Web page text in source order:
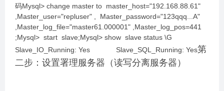
码Mysql> change master to master_host="192.168.88.61"
,Master_user="repluser" , Master_password="123qqq...A"
,Master_log_file="master61.000001" ,Master_log_pos=441
;Mysql> start slave;Mysql> show slave status \G
Slave_IO_Running: Yes Slave_SQL_Running: Yes第
二步：设置署理服务器（读写分离服务器）